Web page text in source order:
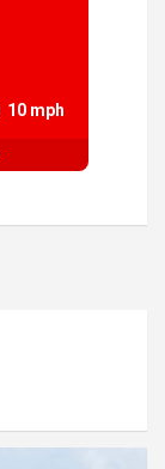
10 mph